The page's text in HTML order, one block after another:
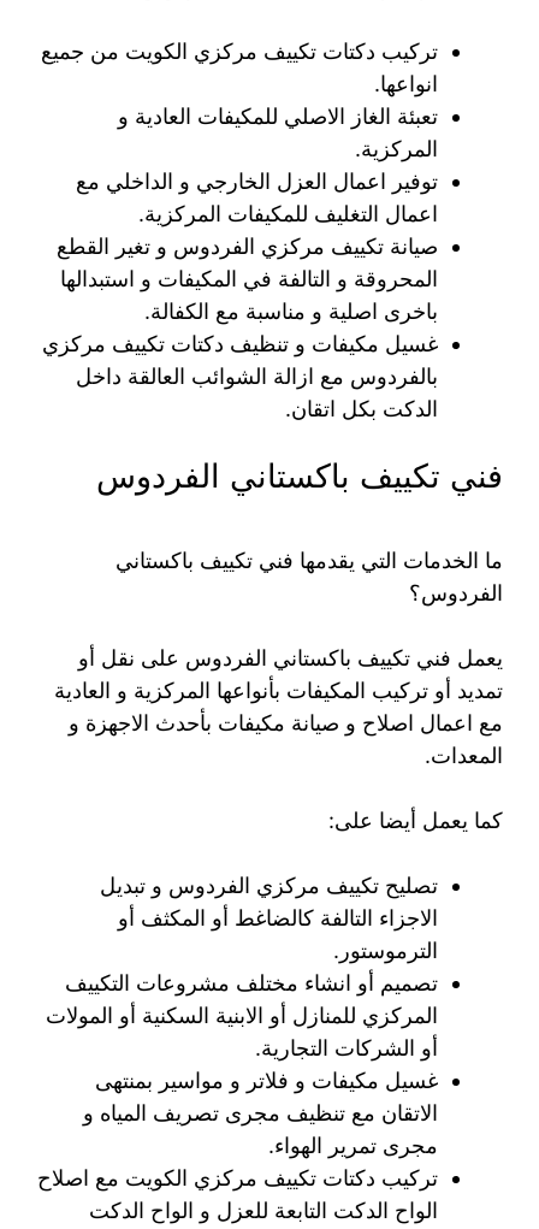
تركيب دكتات تكييف مركزي الكويت من جميع
انواعها.
تعبئة الغاز الاصلي للمكيفات العادية و
المركزية.
توفير اعمال العزل الخارجي و الداخلي مع
اعمال التغليف للمكيفات المركزية.
صيانة تكييف مركزي الفردوس و تغير القطع
المحروقة و التالفة في المكيفات و استبدالها
باخرى اصلية و مناسبة مع الكفالة.
غسيل مكيفات و تنظيف دكتات تكييف مركزي
بالفردوس مع ازالة الشوائب العالقة داخل
الدكت بكل اتقان.
فني تكييف باكستاني الفردوس
ما الخدمات التي يقدمها فني تكييف باكستاني
الفردوس؟
يعمل فني تكييف باكستاني الفردوس على نقل أو
تمديد أو تركيب المكيفات بأنواعها المركزية و العادية
مع اعمال اصلاح و صيانة مكيفات بأحدث الاجهزة و
المعدات.
كما يعمل أيضا على:
تصليح تكييف مركزي الفردوس و تبديل
الاجزاء التالفة كالضاغط أو المكثف أو
الترموستور.
تصميم أو انشاء مختلف مشروعات التكييف
المركزي للمنازل أو الابنية السكنية أو المولات
أو الشركات التجارية.
غسيل مكيفات و فلاتر و مواسير بمنتهى
الاتقان مع تنظيف مجرى تصريف المياه و
مجرى تمرير الهواء.
تركيب دكتات تكييف مركزي الكويت مع اصلاح
الواح الدكت التابعة للعزل و الواح الدكت